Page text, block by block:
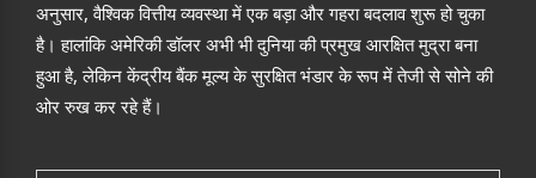
अनुसार, वैश्विक वित्तीय व्यवस्था में एक बड़ा और गहरा बदलाव शुरू हो चुका
है। हालांकि अमेरिकी डॉलर अभी भी दुनिया की प्रमुख आरक्षित मुद्रा बना
हुआ है, लेकिन केंद्रीय बैंक मूल्य के सुरक्षित भंडार के रूप में तेजी से सोने की
ओर रुख कर रहे हैं।